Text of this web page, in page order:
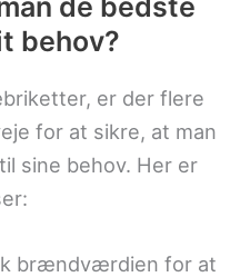
behov?
er der flere
for at sikre, at man
sine behov. Her er
brændværdien for at